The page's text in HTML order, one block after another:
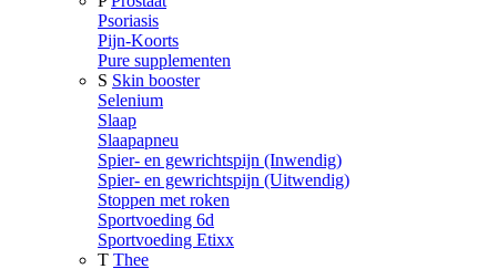
Psoriasis
Pijn-Koorts
Pure supplementen
S Skin booster
Selenium
Slaap
Slaapapneu
Spier- en gewrichtspijn (Inwendig)
Spier- en gewrichtspijn (Uitwendig)
Stoppen met roken
Sportvoeding 6d
Sportvoeding Etixx
T Thee